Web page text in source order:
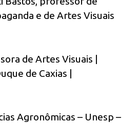
e de Artes Visuais
de Artes Visuais |
de Caxias |
Agronômicas – Unesp –